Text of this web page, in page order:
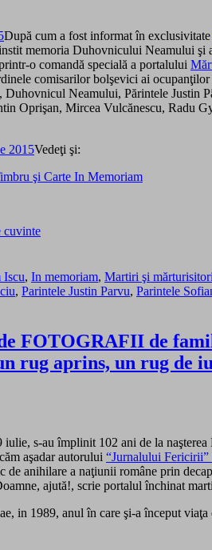
După cum a fost informat în exclusivitate
memoria Duhovnicului Neamului şi
o comandă specială a portalului
comisarilor bolşevici ai
Neamului, Părintele Justin
Oprişan, Mircea Vulcănescu, Radu
Vedeţi şi:
şi Carte In Memoriam
cuvinte
Iscu, In memoriam, Martiri şi
, Parintele Justin Parvu, Parintele
FOTOGRAFII de
rug aprins, un rug de
iulie, s-au împlinit 102 ani de la
aşadar autorului “Jurnalului Fericirii”
anihilare a naţiunii române prin
ajută!, scrie portalul închinat
in 1989, anul în care şi-a început viaţa